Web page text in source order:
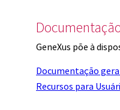
GeneXus põe à
Documentação
Recursos para